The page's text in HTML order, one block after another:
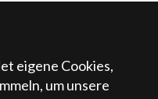
eigene Cookies,
um unsere